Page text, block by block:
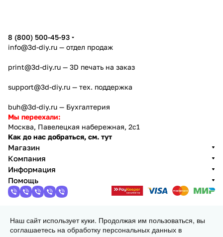
8 (800) 500-45-93
info@3d-diy.ru — отдел продаж
print@3d-diy.ru — 3D печать на заказ
support@3d-diy.ru — тех. поддержка
buh@3d-diy.ru — Бухгалтерия
Мы переехали:
Москва, Павелецкая набережная, 2с1
Как до нас добраться, см. тут
Магазин
Компания
Информация
Помощь
2013 - 2026 © 3DiY (Тридиай) - интернет-магазин
комплектующих для 3D принтеров, ЧПУ станков и
Наш сайт использует куки. Продолжая им пользоваться, вы
соглашаетесь на обработку персональных данных в